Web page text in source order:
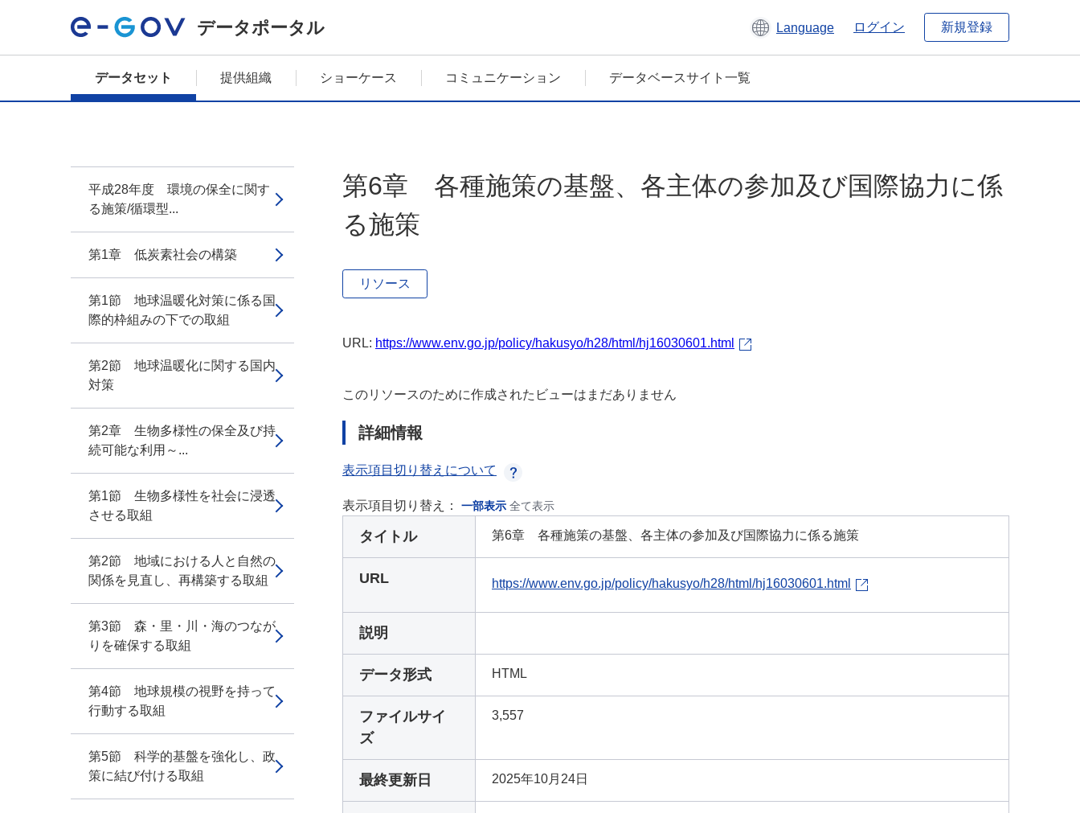
データポータル Language ログイン 新規登録
データセット 提供組織 ショーケース コミュニケーション データベースサイト一覧
平成28年度 環境の保全に関す
る施策/循環型...
第1章 低炭素社会の構築
第1節 地球温暖化対策に係る国
際的枠組みの下での取組
第2節 地球温暖化に関する国内
対策
第2章 生物多様性の保全及び持
続可能な利用～...
第1節 生物多様性を社会に浸透
させる取組
第2節 地域における人と自然の
関係を見直し、再構築する取組
第3節 森・里・川・海のつなが
りを確保する取組
第4節 地球規模の視野を持って
行動する取組
第5節 科学的基盤を強化し、政
策に結び付ける取組
第6章 各種施策の基盤、各主体の参加及び国際協力に係
る施策
リソース
URL: https://www.env.go.jp/policy/hakusyo/h28/html/hj16030601.html
このリソースのために作成されたビューはまだありません
詳細情報
表示項目切り替えについて
表示項目切り替え： 一部表示 全て表示
タイトル 第6章 各種施策の基盤、各主体の参加及び国際協力に係る施策
URL https://www.env.go.jp/policy/hakusyo/h28/html/hj16030601.html
説明
データ形式 HTML
ファイルサイ
ズ
3,557
最終更新日 2025年10月24日